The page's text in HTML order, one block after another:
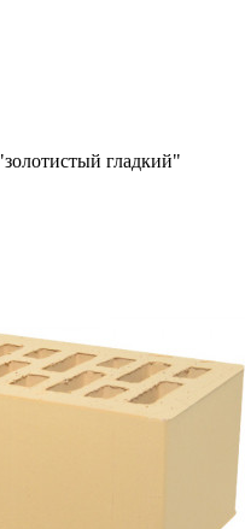
гладкий"